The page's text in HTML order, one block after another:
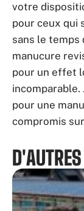
votre
pour ceux qui
sans le temps
manucure
pour un effet
incomparable.
pour une
compromis